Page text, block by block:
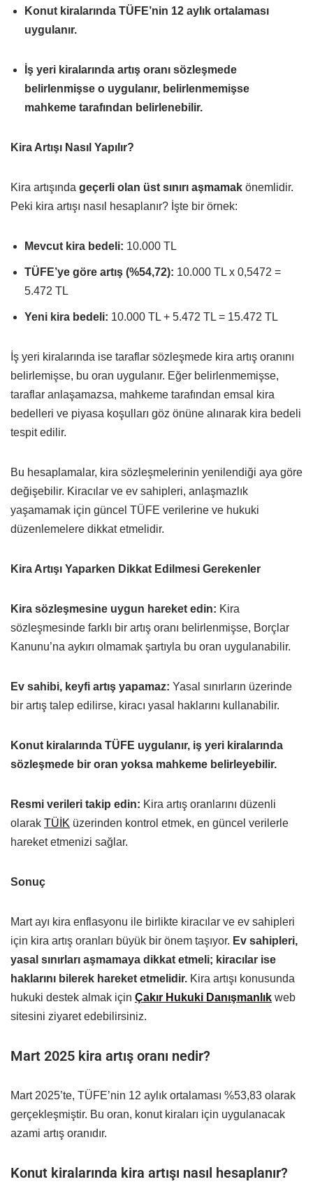
Konut kiralarında TÜFE’nin 12 aylık ortalaması
uygulanır.
İş yeri kiralarında artış oranı sözleşmede
belirlenmişse o uygulanır, belirlenmemişse
mahkeme tarafından belirlenebilir.
Kira Artışı Nasıl Yapılır?
Kira artışında geçerli olan üst sınırı aşmamak önemlidir.
Peki kira artışı nasıl hesaplanır? İşte bir örnek:
Mevcut kira bedeli: 10.000 TL
TÜFE’ye göre artış (%54,72): 10.000 TL x 0,5472 =
5.472 TL
Yeni kira bedeli: 10.000 TL + 5.472 TL = 15.472 TL
İş yeri kiralarında ise taraflar sözleşmede kira artış oranını
belirlemişse, bu oran uygulanır. Eğer belirlenmemişse,
taraflar anlaşamazsa, mahkeme tarafından emsal kira
bedelleri ve piyasa koşulları göz önüne alınarak kira bedeli
tespit edilir.
Bu hesaplamalar, kira sözleşmelerinin yenilendiği aya göre
değişebilir. Kiracılar ve ev sahipleri, anlaşmazlık
yaşamamak için güncel TÜFE verilerine ve hukuki
düzenlemelere dikkat etmelidir.
Kira Artışı Yaparken Dikkat Edilmesi Gerekenler
Kira sözleşmesine uygun hareket edin: Kira
sözleşmesinde farklı bir artış oranı belirlenmişse, Borçlar
Kanunu’na aykırı olmamak şartıyla bu oran uygulanabilir.
Ev sahibi, keyfi artış yapamaz: Yasal sınırların üzerinde
bir artış talep edilirse, kiracı yasal haklarını kullanabilir.
Konut kiralarında TÜFE uygulanır, iş yeri kiralarında
sözleşmede bir oran yoksa mahkeme belirleyebilir.
Resmi verileri takip edin: Kira artış oranlarını düzenli
olarak TÜİK üzerinden kontrol etmek, en güncel verilerle
hareket etmenizi sağlar.
Sonuç
Mart ayı kira enflasyonu ile birlikte kiracılar ve ev sahipleri
için kira artış oranları büyük bir önem taşıyor. Ev sahipleri,
yasal sınırları aşmamaya dikkat etmeli; kiracılar ise
haklarını bilerek hareket etmelidir. Kira artışı konusunda
hukuki destek almak için Çakır Hukuki Danışmanlık web
sitesini ziyaret edebilirsiniz.
Mart 2025 kira artış oranı nedir?
Mart 2025’te, TÜFE’nin 12 aylık ortalaması %53,83 olarak
gerçekleşmiştir. Bu oran, konut kiraları için uygulanacak
azami artış oranıdır. ​
Konut kiralarında kira artışı nasıl hesaplanır?